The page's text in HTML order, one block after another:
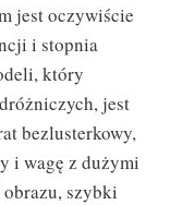
jest oczywiście
i stopnia
który
jest
bezlusterkowy,
i wagę z dużymi
szybki